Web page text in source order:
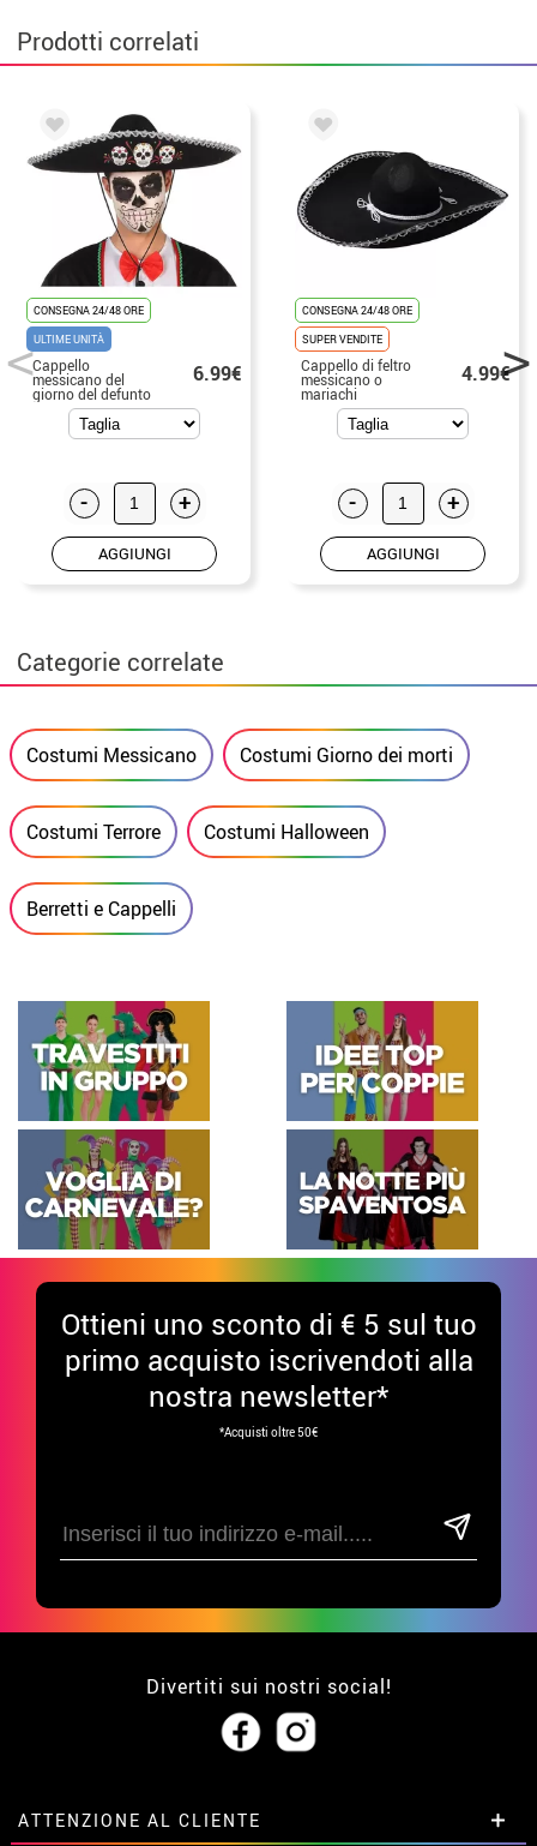
Prodotti correlati
CONSEGNA 24/48 ORE
ULTIME UNITÀ
Cappello
messicano del
giorno del defunto
58cm
6.99€
- +
AGGIUNGI
CONSEGNA 24/48 ORE
SUPER VENDITE
Cappello di feltro
messicano o
mariachi
4.99€
- +
AGGIUNGI
Categorie correlate
Costumi Messicano Costumi Giorno dei morti
Costumi Terrore Costumi Halloween
Berretti e Cappelli
Ottieni uno sconto di € 5 sul tuo
primo acquisto iscrivendoti alla
nostra newsletter*
*Acquisti oltre 50€
Divertiti sui nostri social!
ATTENZIONE AL CLIENTE